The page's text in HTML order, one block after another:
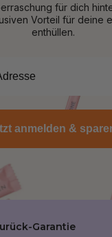
für dich
Vorteil für deine
enthüllen.
anmelden &
Garantie